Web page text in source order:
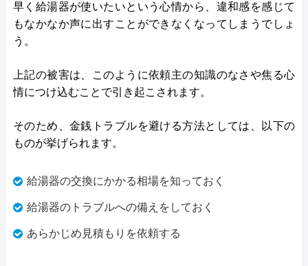
早く給湯器が使いたいという心情から、違和感を感じて
もなかなか声に出すことができなくなってしまうでしょ
う。
上記の被害は、このように依頼主の知識のなさや焦る心
情につけ込むことで引き起こされます。
そのため、金銭トラブルを避ける方法としては、以下の
ものが挙げられます。
給湯器の交換にかかる相場を知っておく
給湯器のトラブルへの備えをしておく
あらかじめ見積もりを依頼する